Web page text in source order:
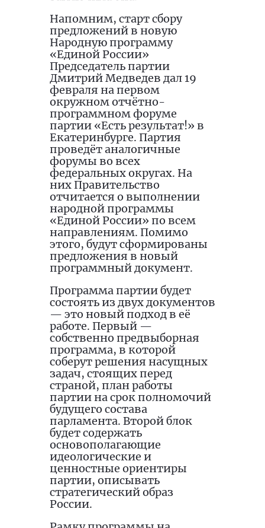
Напомним, старт сбору
предложений в новую
Народную программу
«Единой России»
Председатель партии
Дмитрий Медведев дал 19
февраля на первом
окружном отчётно-
программном форуме
партии «Есть результат!» в
Екатеринбурге. Партия
проведёт аналогичные
форумы во всех
федеральных округах. На
них Правительство
отчитается о выполнении
народной программы
«Единой России» по всем
направлениям. Помимо
этого, будут сформированы
предложения в новый
программный документ.
Программа партии будет
состоять из двух документов
— это новый подход в её
работе. Первый —
собственно предвыборная
программа, в которой
соберут решения насущных
задач, стоящих перед
страной, план работы
партии на срок полномочий
будущего состава
парламента. Второй блок
будет содержать
основополагающие
идеологические и
ценностные ориентиры
партии, описывать
стратегический образ
России.